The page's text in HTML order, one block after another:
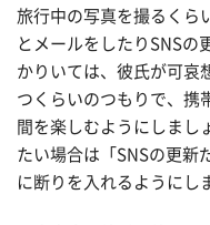
旅行中の写真を撮るくら
とメールをしたりSNSの
かりいては、彼氏が可哀
つくらいのつもりで、携
間を楽しむようにしまし
たい場合は「SNSの更新
に断りを入れるようにし